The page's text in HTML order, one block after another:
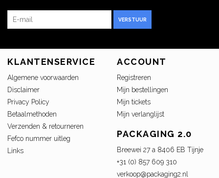
VERSTUUR
KLANTENSERVICE
Algemene voorwaarden
Disclaimer
Privacy Policy
Betaalmethoden
Verzenden & retourneren
Fefco nummer uitleg
Links
ACCOUNT
Registreren
Mijn bestellingen
Mijn tickets
Mijn verlanglijst
PACKAGING 2.0
Breewei 27 a 8406 EB Tijnje
+31 (0) 857 609 310
verkoop@packaging2.nl